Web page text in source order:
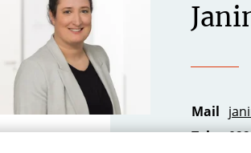
Mail
Tel